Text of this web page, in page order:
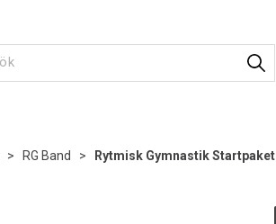
> RG Band > Rytmisk Gymnastik Startpaket